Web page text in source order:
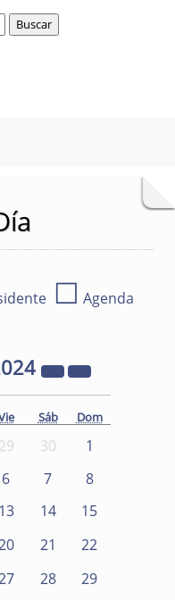
☐ Agenda
Sáb Dom
29 30
1
6 7
8
13 14
15
21
22
28
29